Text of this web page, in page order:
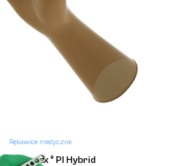
Rękawice medyczne
Gammex ® PI Hybrid